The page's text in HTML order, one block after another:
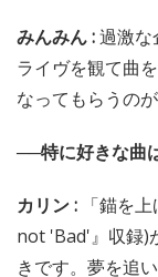
みんみん :過激な
ライヴを観て曲
なってもらうのが
──特に好きな曲
カリン : 「錨を
not 'Bad'』収録)
きです。夢を追